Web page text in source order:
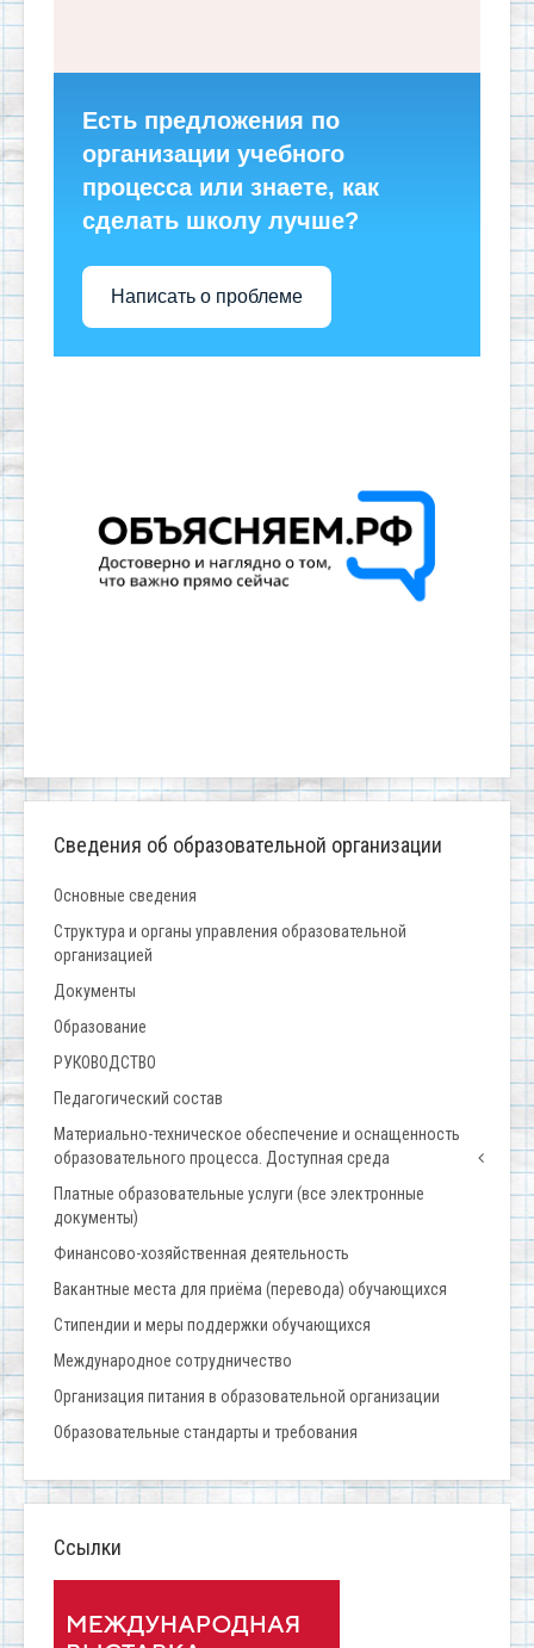
Есть предложения по
организации учебного
процесса или знаете, как
сделать школу лучше?
Написать о проблеме
Сведения об образовательной организации
Основные сведения
Структура и органы управления образовательной
организацией
Документы
Образование
РУКОВОДСТВО
Педагогический состав
Материально-техническое обеспечение и оснащенность
образовательного процесса. Доступная среда
Платные образовательные услуги (все электронные
документы)
Финансово-хозяйственная деятельность
Вакантные места для приёма (перевода) обучающихся
Стипендии и меры поддержки обучающихся
Международное сотрудничество
Организация питания в образовательной организации
Образовательные стандарты и требования
Ссылки